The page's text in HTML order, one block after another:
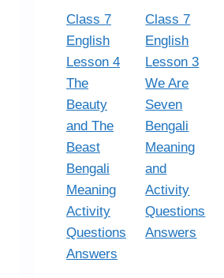
Class 7
English
Lesson 4
The
Beauty
and The
Beast
Bengali
Meaning
Activity
Questions
Answers
Class 7
English
Lesson 3
We Are
Seven
Bengali
Meaning
and
Activity
Questions
Answers